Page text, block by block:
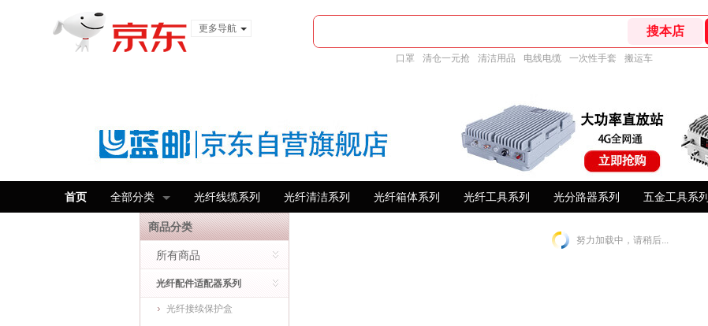
更多导航
口罩 清仓一元抢 清洁用品 电线电缆 一次性手套 搬运车
首页 全部分类 光纤线缆系列 光纤清洁系列 光纤箱体系列 光纤工具系列 光分路器系列 五金工具系列
商品分类
所有商品
光纤配件适配器系列
光纤接续保护盒
努力加载中，请稍后...